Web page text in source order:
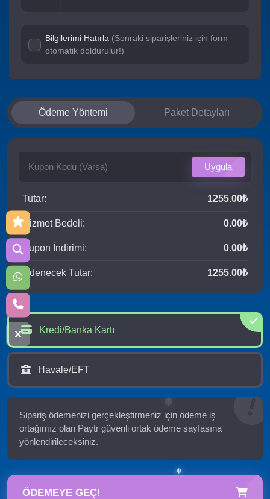
Bilgilerimi Hatırla (Sonraki siparişleriniz için form
otomatik doldurulur!)
Ödeme Yöntemi Paket Detayları
Uygula
Tutar: 1255.00₺
Hizmet Bedeli: 0.00₺
Kupon İndirimi: 0.00₺
Ödenecek Tutar: 1255.00₺
Kredi/Banka Kartı
Havale/EFT
Sipariş ödemenizi gerçekleştirmeniz için ödeme iş
ortağımız olan Paytr güvenli ortak ödeme sayfasına
yönlendirileceksiniz.
ÖDEMEYE GEÇ!